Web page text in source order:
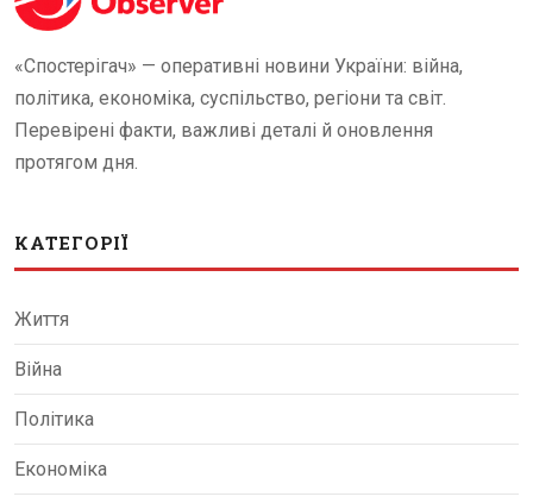
«Спостерігач» — оперативні новини України: війна,
політика, економіка, суспільство, регіони та світ.
Перевірені факти, важливі деталі й оновлення
протягом дня.
КАТЕГОРІЇ
Життя
Війна
Політика
Економіка